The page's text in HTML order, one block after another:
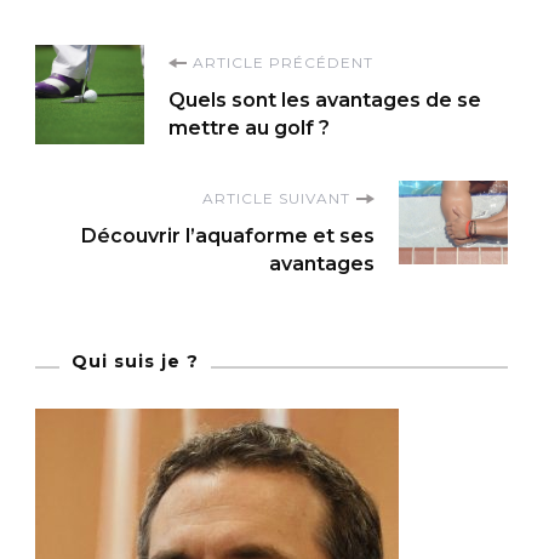
Navigation
d'article
ARTICLE PRÉCÉDENT
Quels sont les avantages de se
mettre au golf ?
ARTICLE SUIVANT
Découvrir l’aquaforme et ses
avantages
Qui suis je ?